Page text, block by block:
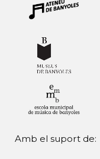
Amb el suport de: